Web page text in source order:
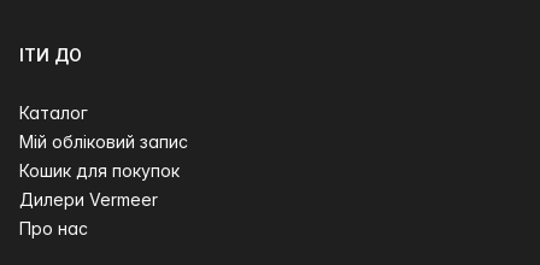
ІТИ ДО
Каталог
Мій обліковий запис
Кошик для покупок
Дилери Vermeer
Про нас